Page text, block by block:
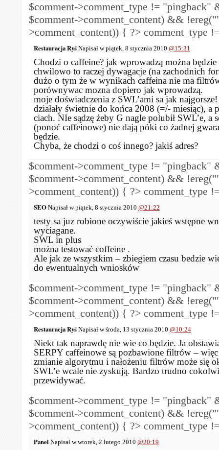
$comment->comment_type != "pingback"
$comment->comment_content) && !ereg("
>comment_content)) { ?>
Restauracja Ryś Napisał w piątek, 8 stycznia 2010 @15:31
Chodzi o caffeine? jak wprowadzą można będzie
chwilowo to raczej dywagacje (na zachodnich
dużo o tym że w wynikach caffeina nie ma
porównywac mozna dopiero jak wprowadzą.
moje doświadczenia z SWL’ami sa jak
działały świetnie do końca 2008 (=/- miesiąc), a
ciach. NIe sądzę żeby G nagle polubił SWL’e, a
(ponoć caffeinowe) nie dają póki co żadnej
będzie.
Chyba, że chodzi o coś innego? jakiś adres?
comment_type
$comment->comment_type != "pingback"
$comment->comment_content) && !ereg("
>comment_content)) { ?>
SEO Napisał w piątek, 8 stycznia 2010 @21:22
testy sa juz robione oczywiście jakieś wstępne
wyciagane.
SWL in plus
można testować coffeine .
Ale jak ze wszystkim – zbiegiem czasu bedzie
do ewentualnych wniosków
comment_type
$comment->comment_type != "pingback"
$comment->comment_content) && !ereg("
>comment_content)) { ?>
Restauracja Ryś Napisał w środa, 13 stycznia 2010 @10:24
Niekt tak naprawdę nie wie co będzie. Ja
SERPY caffeinowe są pozbawione filtrów –
zmianie algorytmu i nałożeniu filtrów może się
SWL’e wcale nie zyskują. Bardzo trudno
przewidywać.
comment_type
$comment->comment_type != "pingback"
$comment->comment_content) && !ereg("
>comment_content)) { ?>
Panel Napisał w wtorek, 2 lutego 2010 @20:19
comment_type